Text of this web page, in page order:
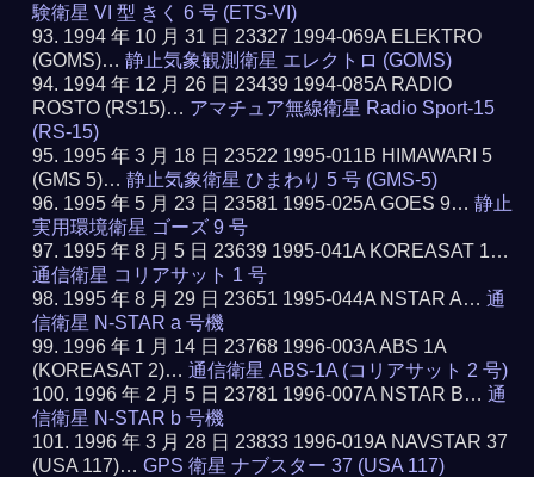
験衛星 VI 型 きく 6 号 (ETS-VI)
1994 年 10 月 31 日 23327 1994-069A ELEKTRO
(GOMS)…静止気象観測衛星 エレクトロ (GOMS)
1994 年 12 月 26 日 23439 1994-085A RADIO
ROSTO (RS15)… アマチュア無線衛星 Radio Sport-15
(RS-15)
1995 年 3 月 18 日 23522 1995-011B HIMAWARI 5
(GMS 5)…静止気象衛星 ひまわり 5 号 (GMS-5)
1995 年 5 月 23 日 23581 1995-025A GOES 9…静止
実用環境衛星 ゴーズ 9 号
1995 年 8 月 5 日 23639 1995-041A KOREASAT 1…
通信衛星 コリアサット 1 号
1995 年 8 月 29 日 23651 1995-044A NSTAR A…通
信衛星 N-STAR a 号機
1996 年 1 月 14 日 23768 1996-003A ABS 1A
(KOREASAT 2)…通信衛星 ABS-1A (コリアサット 2 号)
1996 年 2 月 5 日 23781 1996-007A NSTAR B…通
信衛星 N-STAR b 号機
1996 年 3 月 28 日 23833 1996-019A NAVSTAR 37
(USA 117)…GPS 衛星 ナブスター 37 (USA 117)